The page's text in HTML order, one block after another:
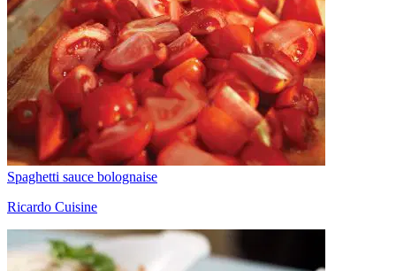
Spaghetti sauce bolognaise
Ricardo Cuisine